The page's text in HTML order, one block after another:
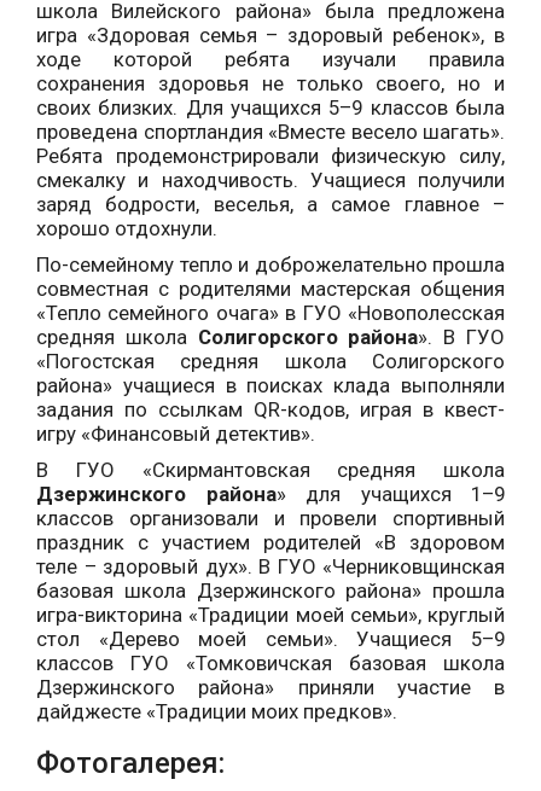
школа Вилейского района» была предложена
игра «Здоровая семья – здоровый ребенок», в
ходе которой ребята изучали правила
сохранения здоровья не только своего, но и
своих близких. Для учащихся 5–9 классов была
проведена спортландия «Вместе весело шагать».
Ребята продемонстрировали физическую силу,
смекалку и находчивость. Учащиеся получили
заряд бодрости, веселья, а самое главное –
хорошо отдохнули.
По-семейному тепло и доброжелательно прошла
совместная с родителями мастерская общения
«Тепло семейного очага» в ГУО «Новополесская
средняя школа Солигорского района». В ГУО
«Погостская средняя школа Солигорского
района» учащиеся в поисках клада выполняли
задания по ссылкам QR-кодов, играя в квест-
игру «Финансовый детектив».
В ГУО «Скирмантовская средняя школа
Дзержинского района» для учащихся 1–9
классов организовали и провели спортивный
праздник с участием родителей «В здоровом
теле – здоровый дух». В ГУО «Черниковщинская
базовая школа Дзержинского района» прошла
игра-викторина «Традиции моей семьи», круглый
стол «Дерево моей семьи». Учащиеся 5–9
классов ГУО «Томковичская базовая школа
Дзержинского района» приняли участие в
дайджесте «Традиции моих предков».
Фотогалерея: